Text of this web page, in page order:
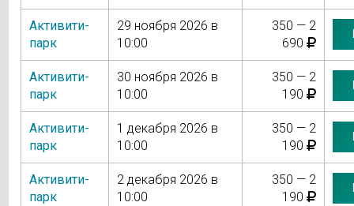
Активити-
парк
29 ноября 2026 в
10:00
350 — 2
690
Активити-
парк
30 ноября 2026 в
10:00
350 — 2
190
Активити-
парк
1 декабря 2026 в
10:00
350 — 2
190
Активити-
парк
2 декабря 2026 в
10:00
350 — 2
190